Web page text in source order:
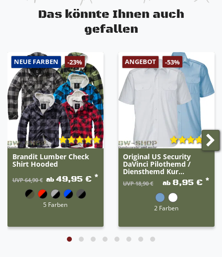
Das könnte Ihnen auch
gefallen
NEUE FARBEN -23%
Brandit Lumber Check
Shirt Hooded
UVP 64,90 € ab49,95 € *
5 Farben
ANGEBOT -53%
Original US Security
DaVinci Pilothemd /
Diensthemd Kur...
UVP 18,90 € ab 8,95 € *
2 Farben